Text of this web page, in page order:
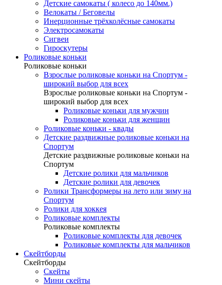
Детские самокаты ( колесо до 140мм.)
Велокаты / Беговелы
Инерционные трёхколёсные самокаты
Электросамокаты
Сигвеи
Гироскутеры
Роликовые коньки
Роликовые коньки
Взрослые роликовые коньки на Спортум -
широкий выбор для всех
Взрослые роликовые коньки на Спортум -
широкий выбор для всех
Роликовые коньки для мужчин
Роликовые коньки для женщин
Роликовые коньки - квады
Детские раздвижные роликовые коньки на
Спортум
Детские раздвижные роликовые коньки на
Спортум
Детские ролики для мальчиков
Детские ролики для девочек
Ролики Трансформеры на лето или зиму на
Спортум
Ролики для хоккея
Роликовые комплекты
Роликовые комплекты
Роликовые комплекты для девочек
Роликовые комплекты для мальчиков
Скейтборды
Скейтборды
Скейты
Мини скейты